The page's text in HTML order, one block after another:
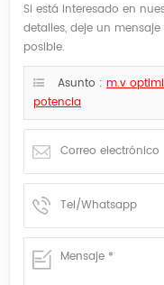
Si está interesado en
detalles, deje un
posible.
Asunto : m.v
potencia